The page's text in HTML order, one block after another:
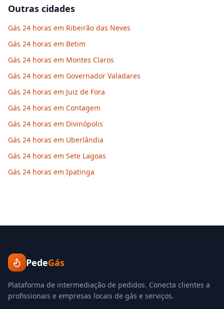
Outras cidades
Gás 24 horas em Ribeirão das Neves
Gás 24 horas em Betim
Gás 24 horas em Montes Claros
Gás 24 horas em Governador Valadares
Gás 24 horas em Juiz de Fora
Gás 24 horas em Contagem
Gás 24 horas em Divinópolis
Gás 24 horas em Uberlândia
Gás 24 horas em Sete Lagoas
Gás 24 horas em Ipatinga
PedeGás
Plataforma de intermediação de pedidos. Conecta clientes a
profissionais e empresas locais de gás e serviços.